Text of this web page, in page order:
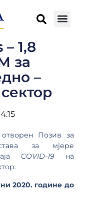
1,8
за
–
отворен Позив за
за мјере
COVID-19на
2020. године до